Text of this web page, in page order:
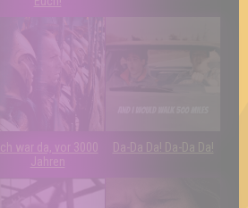
Ich war da, vor 3000
Jahren
Da-Da Da! Da-Da Da!